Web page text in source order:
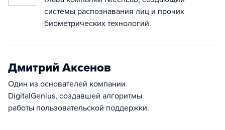
системы распознавания лиц и прочих
биометрических технологий.
Дмитрий Аксенов
Один из основателей компании
DigitalGenius, создавшей алгоритмы
работы пользовательской поддержки.